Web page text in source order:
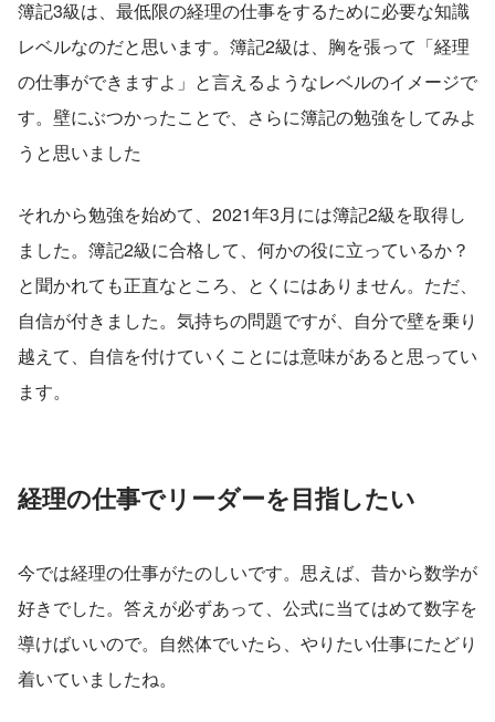
簿記3級は、最低限の経理の仕事をするために必要な知識
レベルなのだと思います。簿記2級は、胸を張って「経理
の仕事ができますよ」と言えるようなレベルのイメージで
す。壁にぶつかったことで、さらに簿記の勉強をしてみよ
うと思いました
それから勉強を始めて、2021年3月には簿記2級を取得し
ました。簿記2級に合格して、何かの役に立っているか？
と聞かれても正直なところ、とくにはありません。ただ、
自信が付きました。気持ちの問題ですが、自分で壁を乗り
越えて、自信を付けていくことには意味があると思ってい
ます。
経理の仕事でリーダーを目指したい
今では経理の仕事がたのしいです。思えば、昔から数学が
好きでした。答えが必ずあって、公式に当てはめて数字を
導けばいいので。自然体でいたら、やりたい仕事にたどり
着いていましたね。